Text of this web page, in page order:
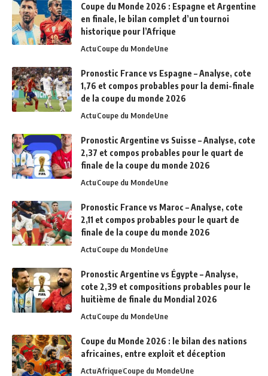
Coupe du Monde 2026 : Espagne et Argentine
en finale, le bilan complet d’un tournoi
historique pour l’Afrique
ActuCoupe du MondeUne
Pronostic France vs Espagne – Analyse, cote
1,76 et compos probables pour la demi-finale
de la coupe du monde 2026
ActuCoupe du MondeUne
Pronostic Argentine vs Suisse – Analyse, cote
2,37 et compos probables pour le quart de
finale de la coupe du monde 2026
ActuCoupe du MondeUne
Pronostic France vs Maroc – Analyse, cote
2,11 et compos probables pour le quart de
finale de la coupe du monde 2026
ActuCoupe du MondeUne
Pronostic Argentine vs Égypte – Analyse,
cote 2,39 et compositions probables pour le
huitième de finale du Mondial 2026
ActuCoupe du MondeUne
Coupe du Monde 2026 : le bilan des nations
africaines, entre exploit et déception
ActuAfriqueCoupe du MondeUne